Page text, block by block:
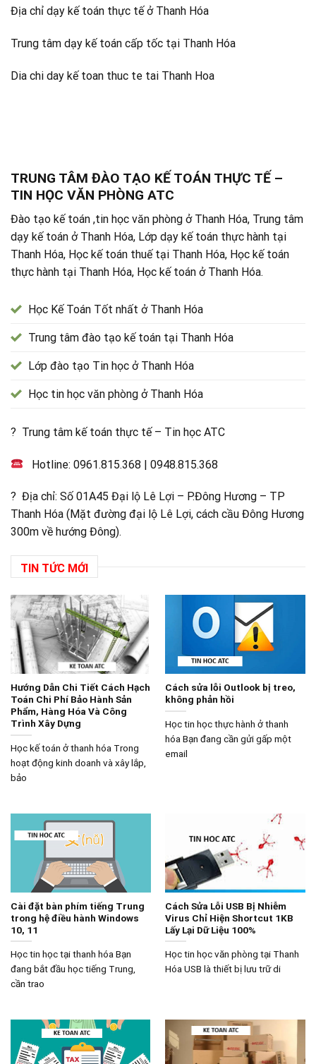
Địa chỉ dạy kế toán thực tế ở Thanh Hóa
Trung tâm dạy kế toán cấp tốc tại Thanh Hóa
Dia chi day kế toan thuc te tai Thanh Hoa
TRUNG TÂM ĐÀO TẠO KẾ TOÁN THỰC TẾ –
TIN HỌC VĂN PHÒNG ATC
Đào tạo kế toán ,tin học văn phòng ở Thanh Hóa, Trung tâm
dạy kế toán ở Thanh Hóa, Lớp dạy kế toán thực hành tại
Thanh Hóa, Học kế toán thuế tại Thanh Hóa, Học kế toán
thực hành tại Thanh Hóa, Học kế toán ở Thanh Hóa.
Học Kế Toán Tốt nhất ở Thanh Hóa
Trung tâm đào tạo kế toán tại Thanh Hóa
Lớp đào tạo Tin học ở Thanh Hóa
Học tin học văn phòng ở Thanh Hóa
? Trung tâm kế toán thực tế – Tin học ATC
Hotline:0961.815.368 |0948.815.368
? Địa chỉ: Số 01A45 Đại lộ Lê Lợi – P.Đông Hương – TP
Thanh Hóa (Mặt đường đại lộ Lê Lợi, cách cầu Đông Hương
300m về hướng Đông).
TIN TỨC MỚI
Hướng Dẫn Chi Tiết Cách Hạch
Toán Chi Phí Bảo Hành Sản
Phẩm, Hàng Hóa Và Công
Trình Xây Dựng
Học kế toán ở thanh hóa Trong
hoạt động kinh doanh và xây lắp,
bảo
Cách sửa lỗi Outlook bị treo,
không phản hồi
Học tin học thực hành ở thanh
hóa Bạn đang cần gửi gấp một
email
Cài đặt bàn phím tiếng Trung
trong hệ điều hành Windows
10, 11
Học tin học tại thanh hóa Bạn
đang bắt đầu học tiếng Trung,
cần trao
Cách Sửa Lỗi USB Bị Nhiễm
Virus Chỉ Hiện Shortcut 1KB
Lấy Lại Dữ Liệu 100%
Học tin học văn phòng tại Thanh
Hóa USB là thiết bị lưu trữ di